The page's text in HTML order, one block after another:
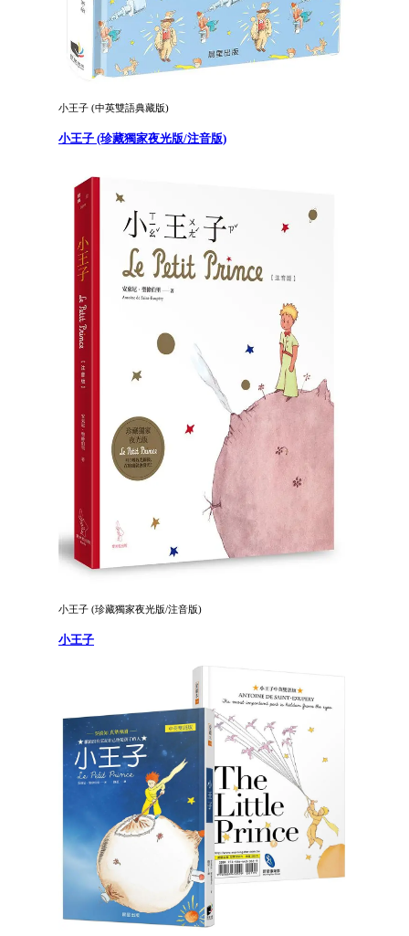
小王子 (中英雙語典藏版)
小王子 (珍藏獨家夜光版/注音版)
小王子 (珍藏獨家夜光版/注音版)
小王子